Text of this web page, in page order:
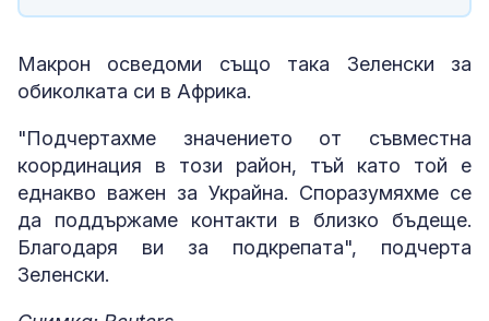
Макрон осведоми също така Зеленски за
обиколката си в Африка.
"Подчертахме значението от съвместна
координация в този район, тъй като той е
еднакво важен за Украйна. Споразумяхме се
да поддържаме контакти в близко бъдеще.
Благодаря ви за подкрепата", подчерта
Зеленски.